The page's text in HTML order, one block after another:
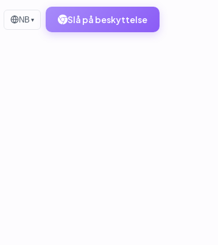
NB ▾ Slå på beskyttelse